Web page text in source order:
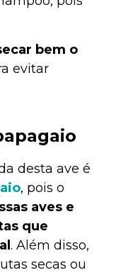
bem o
evitar
desta ave é
, pois o
aves e
que
. Além disso,
secas ou